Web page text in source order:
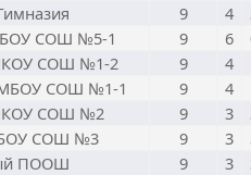
9 4
СОШ №5-1 9 6
СОШ №1-2 9 4
МБОУ СОШ №1-1 9 4
СОШ №2 9 3
СОШ №3 9 3
ПООШ 9 3